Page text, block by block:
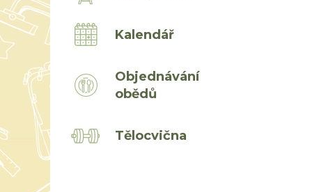
Kalendář
Objednávání
obědů
Tělocvična